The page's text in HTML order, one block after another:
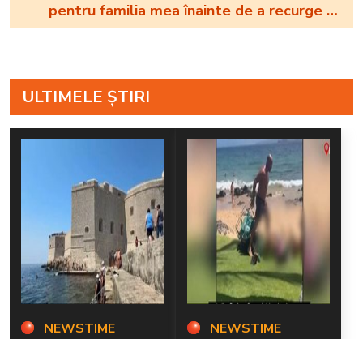
pentru familia mea înainte de a recurge la
operațiile estetice! Iată ce aspect fizic
rebelă”
ULTIMELE ȘTIRI
NEWSTIME
NEWSTIME